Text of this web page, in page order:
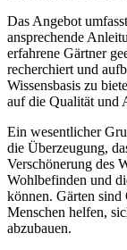
Das Angebot
ansprechende
erfahrene Gärtner
recherchiert und
Wissensbasis zu
auf die Qualität und
Ein wesentlicher
die Überzeugung,
Verschönerung des
Wohlbefinden und
können. Gärten sind
Menschen helfen,
abzubauen.